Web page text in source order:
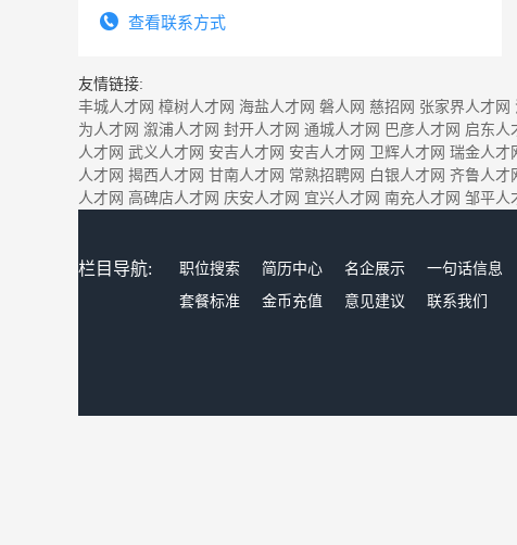
查看联系方式
友情链接:
丰城人才网 樟树人才网 海盐人才网 磐人网 慈招网 张家界人才网
为人才网 溆浦人才网 封开人才网 通城人才网 巴彦人才网 启东人
人才网 武义人才网 安吉人才网 安吉人才网 卫辉人才网 瑞金人才
人才网 揭西人才网 甘南人才网 常熟招聘网 白银人才网 齐鲁人才
人才网 高碑店人才网 庆安人才网 宜兴人才网 南充人才网 邹平人
栏目导航: 职位搜索 简历中心 名企展示 一句话信息
套餐标准
金币充值 意见建议 联系我们